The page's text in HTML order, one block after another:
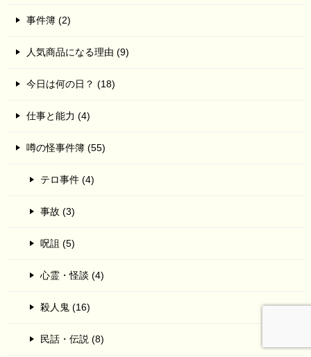
事件簿 (2)
人気商品になる理由 (9)
今日は何の日？ (18)
仕事と能力 (4)
噂の怪事件簿 (55)
テロ事件 (4)
事故 (3)
呪詛 (5)
心霊・怪談 (4)
殺人鬼 (16)
民話・伝説 (8)